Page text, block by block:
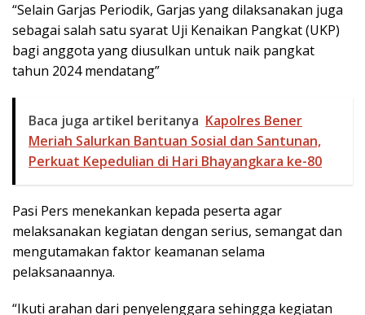
“Selain Garjas Periodik, Garjas yang dilaksanakan juga
sebagai salah satu syarat Uji Kenaikan Pangkat (UKP)
bagi anggota yang diusulkan untuk naik pangkat
tahun 2024 mendatang”
Baca juga artikel beritanya Kapolres Bener
Meriah Salurkan Bantuan Sosial dan Santunan,
Perkuat Kepedulian di Hari Bhayangkara ke-80
Pasi Pers menekankan kepada peserta agar
melaksanakan kegiatan dengan serius, semangat dan
mengutamakan faktor keamanan selama
pelaksanaannya.
“Ikuti arahan dari penyelenggara sehingga kegiatan